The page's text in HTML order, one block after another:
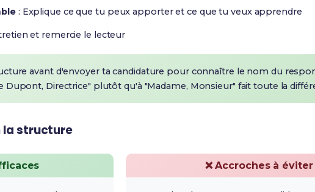
: Explique ce que tu peux apporter et ce que tu veux apprendre
et remercie le lecteur
avant d'envoyer ta candidature pour connaître le nom du
Dupont, Directrice" plutôt qu'à "Madame, Monsieur" fait toute la
la structure
❌ Accroches à éviter